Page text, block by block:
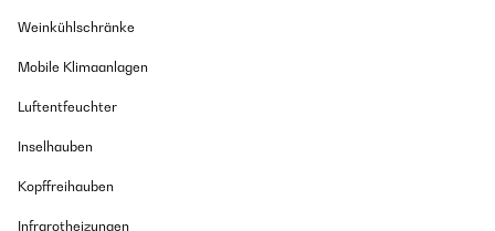
Weinkühlschränke
Mobile Klimaanlagen
Luftentfeuchter
Inselhauben
Kopffreihauben
Infrarotheizungen